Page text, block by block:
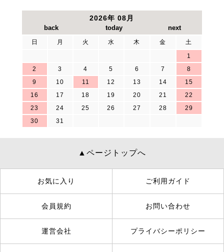
2026年 08月
日 月 火 水 木 金
土
1
2
3 4 5 6 7
8
9
10 11 12 13 14
15
16
17 18 19 20 21
22
23
24 25 26 27 28
29
30
31
▲ページトップへ
お気に入り ご利用ガイド
会員規約 お問い合わせ
運営会社 プライバシーポリシー